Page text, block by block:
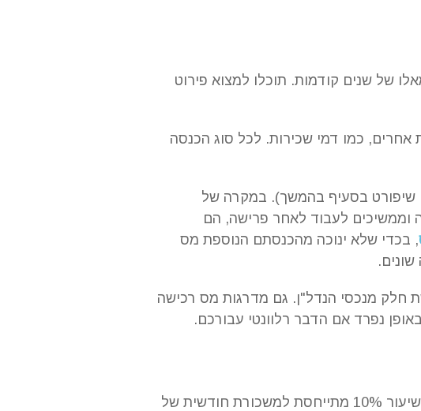
ולכן למשל מדרגות מס הכנסה 2026 יהיו שונות מאלו של שנים קודמות. תוכלו למצוא פירוט
אחרים, כמו דמי שכירות. לכל סוג הכנסה
שיפורט בסעיף בהמשך). במקרה של
וממשיכים לעבוד לאחר פרישה, הם
, בכדי שלא ינוכה מהכנסתם הנוספת מס
חלק מנכסי הנדל"ן. גם מדרגות מס רכישה
נפרד אם הדבר רלוונטי עבורכם.
מדרגות מס הכנסה 2026 מורכבות משבע מדרגות, כאשר מדרגת המס הראשונה בשיעור 10% מתייחסת למשכורת חודשית של